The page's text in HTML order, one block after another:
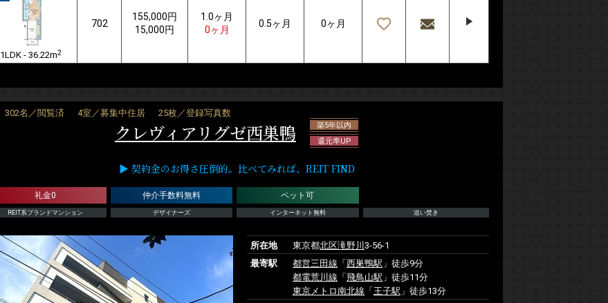
1LDK - 36.22m2
702
155,000円
15,000円
1.0ヶ月
0ヶ月
0.5ヶ月 0ヶ月
302名／閲覧済 4室／募集中住居 25枚／登録写真数
クレヴィアリグゼ西巣鴨
築5年以内
還元率UP
▶ 契約金のお得さ圧倒的。比べてみれば、REIT FIND
礼金0 仲介手数料無料 ペット可
REIT系ブランドマンション デザイナーズ インターネット無料 追い焚き
所在地 東京都北区滝野川 3-56-1
最寄駅
都営三田線 「 西巣鴨駅 」徒歩9分
都電荒川線 「 飛鳥山駅 」徒歩11分
東京メトロ南北線 「 王子駅 」徒歩13分